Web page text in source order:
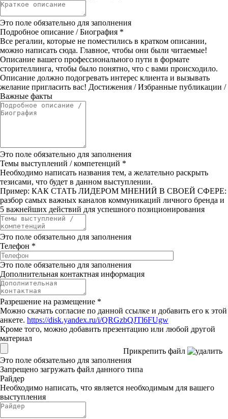
Это поле обязательно для заполнения
Подробное описание / Биография *
Все регалии, которые не поместились в кратком описании,
можно написать сюда. Главное, чтобы они были читаемые!
Описание вашего профессионального пути в формате
сторителлинга, чтобы было понятно, что с вами происходило.
Описание должно подогревать интерес клиента и вызывать
желание пригласить вас! Достижения / Избранные публикации /
Важные факты
Это поле обязательно для заполнения
Темы выступлений / компетенций *
Необходимо написать названия тем, а желательно раскрыть
тезисами, что будет в данном выступлении.
Пример: КАК СТАТЬ ЛИДЕРОМ МНЕНИЙ В СВОЕЙ СФЕРЕ:
разбор самых важных каналов коммуникаций личного бренда и
5 важнейших действий для успешного позиционирования
Это поле обязательно для заполнения
Телефон *
Это поле обязательно для заполнения
Дополнительная контактная информация
Разрешение на размещение *
Можно скачать согласие по данной ссылке и добавить его к этой
анкете. https://disk.yandex.ru/i/QRGzbQJTl6FUgw
Кроме того, можно добавить презентацию или любой другой
материал
Прикрепить файл
Это поле обязательно для заполнения
Запрещено загружать файл данного типа
Райдер
Необходимо написать, что является необходимым для вашего
выступления